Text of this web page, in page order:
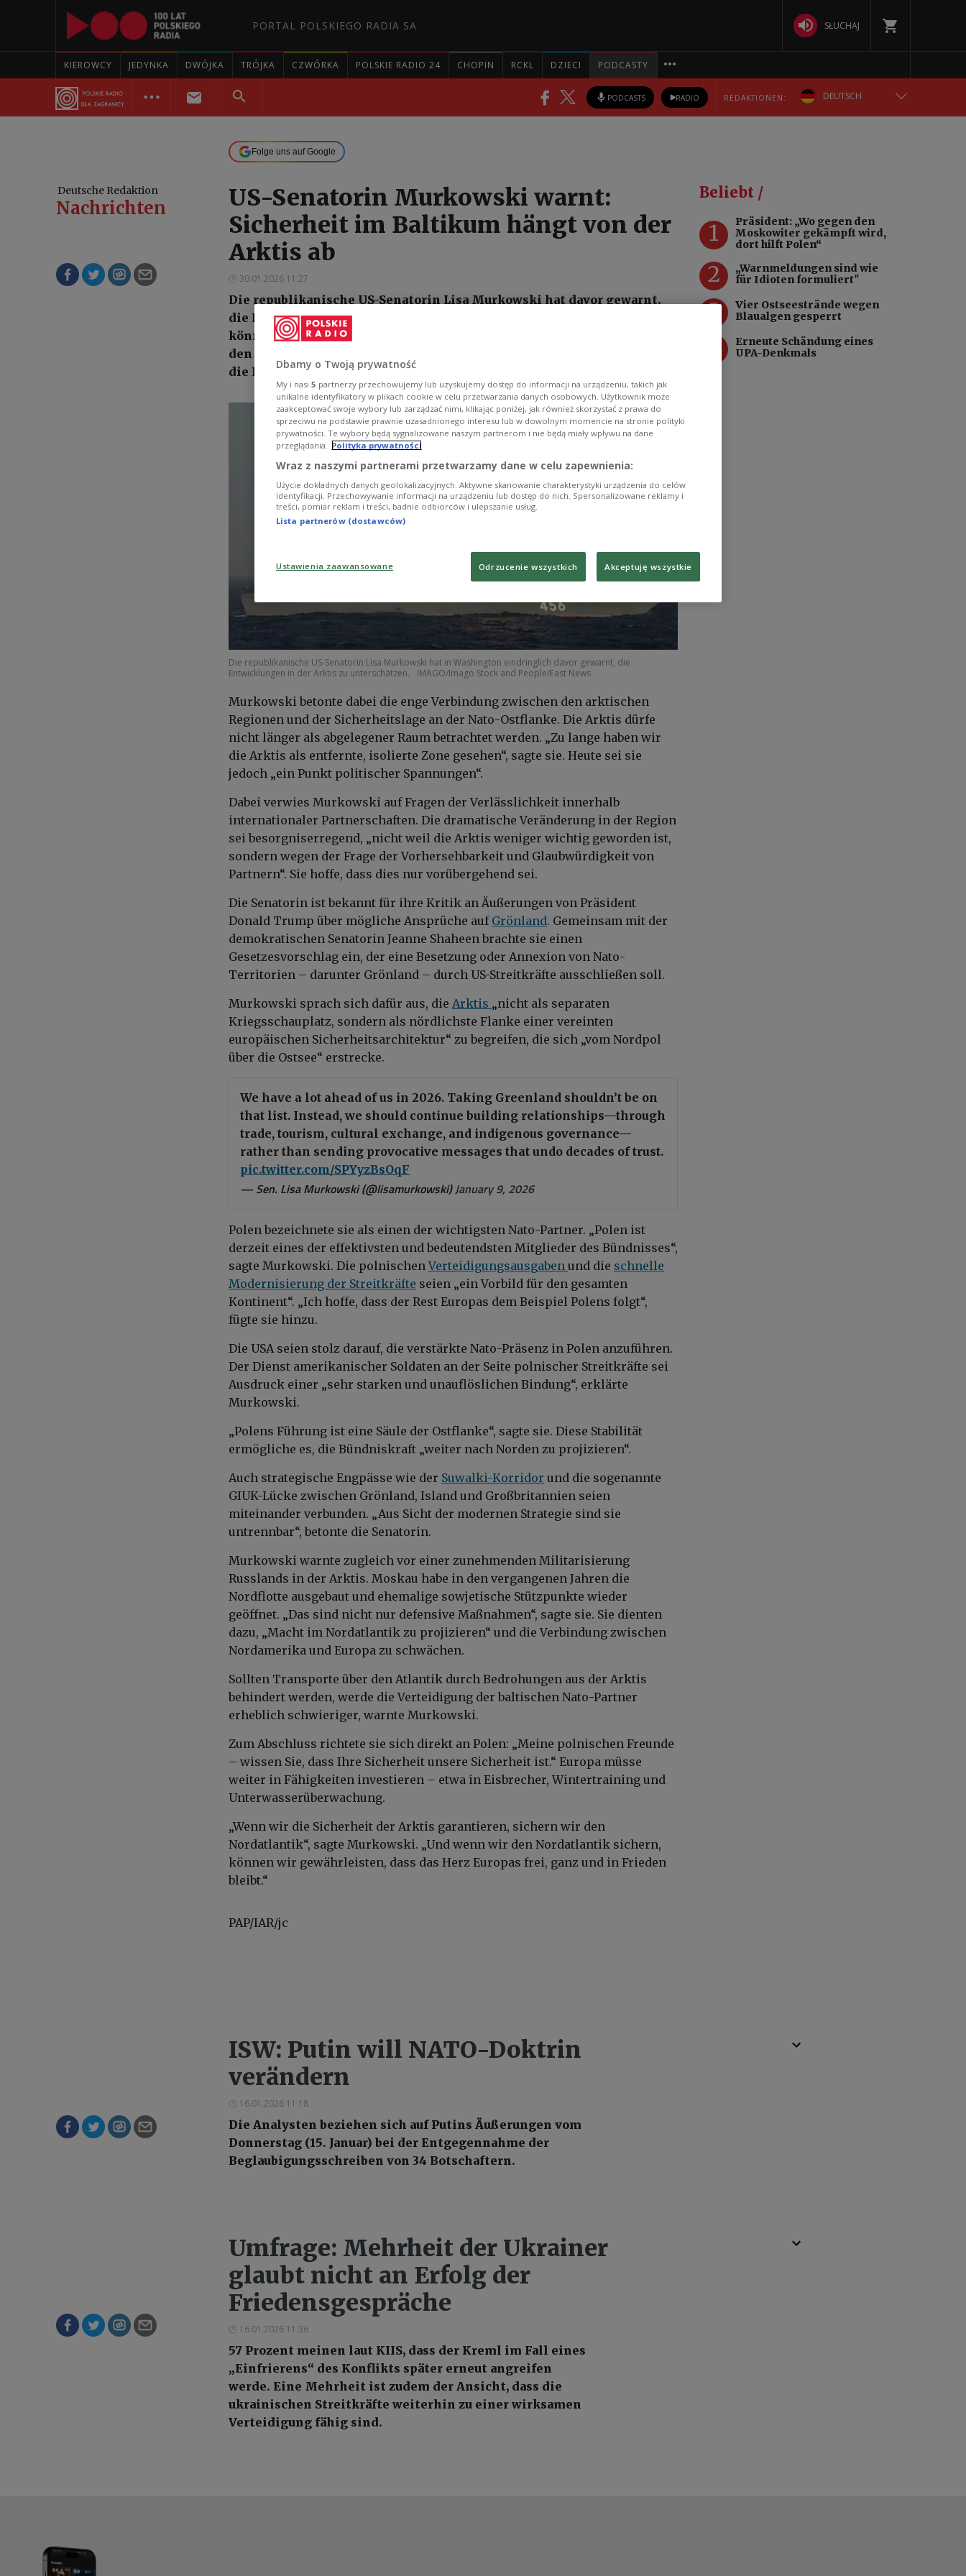
PORTAL POLSKIEGO RADIA SA SŁUCHAJ
KIEROWCY JEDYNKA DWÓJKA TRÓJKA CZWÓRKA POLSKIE RADIO 24 CHOPIN RCKL DZIECI PODCASTY
PODCASTS RADIO REDAKTIONEN: DEUTSCH
БЕЛАРУСКАЯ
УКРАЇНСЬКА
Folge uns auf Google
Deutsche Redaktion
Nachrichten
US-Senatorin Murkowski warnt:
Sicherheit im Baltikum hängt von der
Arktis ab
30.01.2026 11:27
Die republikanische US-Senatorin Lisa Murkowski hat davor gewarnt,
die Entwicklungen in der Arktis aus dem Blick zu verlieren. „Wir
können die Sicherheit in der Ostsee nicht garantieren, wenn wir aus
den Augen verlieren, was jenseits des Polarkreises geschieht“, sagte
die Politikerin am Donnerstag bei einer Konferenz in Washington.
Die republikanische US-Senatorin Lisa Murkowski hat in Washington eindringlich davor gewarnt, die
Entwicklungen in der Arktis zu unterschätzen.
IMAGO/Imago Stock and People/East News
Murkowski betonte dabei die enge Verbindung zwischen den arktischen
Regionen und der Sicherheitslage an der Nato-Ostflanke. Die Arktis dürfe
nicht länger als abgelegener Raum betrachtet werden. „Zu lange haben wir
die Arktis als entfernte, isolierte Zone gesehen“, sagte sie. Heute sei sie
jedoch „ein Punkt politischer Spannungen“.
Dabei verwies Murkowski auf Fragen der Verlässlichkeit innerhalb
internationaler Partnerschaften. Die dramatische Veränderung in der Region
sei besorgniserregend, „nicht weil die Arktis weniger wichtig geworden ist,
sondern wegen der Frage der Vorhersehbarkeit und Glaubwürdigkeit von
Partnern“. Sie hoffe, dass dies nur vorübergehend sei.
Die Senatorin ist bekannt für ihre Kritik an Äußerungen von Präsident
Donald Trump über mögliche Ansprüche auf Grönland. Gemeinsam mit der
demokratischen Senatorin Jeanne Shaheen brachte sie einen
Gesetzesvorschlag ein, der eine Besetzung oder Annexion von Nato-
Territorien – darunter Grönland – durch US-Streitkräfte ausschließen soll.
Murkowski sprach sich dafür aus, die Arktis „nicht als separaten
Kriegsschauplatz, sondern als nördlichste Flanke einer vereinten
europäischen Sicherheitsarchitektur“ zu begreifen, die sich „vom Nordpol
über die Ostsee“ erstrecke.
We have a lot ahead of us in 2026. Taking Greenland shouldn’t be on
that list. Instead, we should continue building relationships—through
trade, tourism, cultural exchange, and indigenous governance—
rather than sending provocative messages that undo decades of trust.
pic.twitter.com/SPYyzBsOqF
— Sen. Lisa Murkowski (@lisamurkowski)January 9, 2026
Polen bezeichnete sie als einen der wichtigsten Nato-Partner. „Polen ist
derzeit eines der effektivsten und bedeutendsten Mitglieder des Bündnisses“,
sagte Murkowski. Die polnischenVerteidigungsausgaben und die schnelle
Modernisierung der Streitkräfte seien „ein Vorbild für den gesamten
Kontinent“. „Ich hoffe, dass der Rest Europas dem Beispiel Polens folgt“,
fügte sie hinzu.
Die USA seien stolz darauf, die verstärkte Nato-Präsenz in Polen anzuführen.
Der Dienst amerikanischer Soldaten an der Seite polnischer Streitkräfte sei
Ausdruck einer „sehr starken und unauflöslichen Bindung“, erklärte
Murkowski.
„Polens Führung ist eine Säule der Ostflanke“, sagte sie. Diese Stabilität
ermögliche es, die Bündniskraft „weiter nach Norden zu projizieren“.
Auch strategische Engpässe wie der Suwalki-Korridor und die sogenannte
GIUK-Lücke zwischen Grönland, Island und Großbritannien seien
miteinander verbunden. „Aus Sicht der modernen Strategie sind sie
untrennbar“, betonte die Senatorin.
Murkowski warnte zugleich vor einer zunehmenden Militarisierung
Russlands in der Arktis. Moskau habe in den vergangenen Jahren die
Nordflotte ausgebaut und ehemalige sowjetische Stützpunkte wieder
geöffnet. „Das sind nicht nur defensive Maßnahmen“, sagte sie. Sie dienten
dazu, „Macht im Nordatlantik zu projizieren“ und die Verbindung zwischen
Nordamerika und Europa zu schwächen.
Sollten Transporte über den Atlantik durch Bedrohungen aus der Arktis
behindert werden, werde die Verteidigung der baltischen Nato-Partner
erheblich schwieriger, warnte Murkowski.
Zum Abschluss richtete sie sich direkt an Polen: „Meine polnischen Freunde
– wissen Sie, dass Ihre Sicherheit unsere Sicherheit ist.“ Europa müsse
weiter in Fähigkeiten investieren – etwa in Eisbrecher, Wintertraining und
Unterwasserüberwachung.
„Wenn wir die Sicherheit der Arktis garantieren, sichern wir den
Nordatlantik“, sagte Murkowski. „Und wenn wir den Nordatlantik sichern,
können wir gewährleisten, dass das Herz Europas frei, ganz und in Frieden
bleibt.“
PAP/IAR/jc
Beliebt /
1
Präsident: „Wo gegen den
Moskowiter gekämpft wird,
dort hilft Polen“
2
„Warnmeldungen sind wie
für Idioten formuliert"
3
Vier Ostseestrände wegen
Blaualgen gesperrt
Erneute Schändung eines
UPA-Denkmals
ISW: Putin will NATO-Doktrin
verändern
16.01.2026 11:18
Die Analysten beziehen sich auf Putins Äußerungen vom
Donnerstag (15. Januar) bei der Entgegennahme der
Beglaubigungsschreiben von 34 Botschaftern.
Umfrage: Mehrheit der Ukrainer
glaubt nicht an Erfolg der
Friedensgespräche
16.01.2026 11:36
57 Prozent meinen laut KIIS, dass der Kreml im Fall eines
„Einfrierens“ des Konflikts später erneut angreifen
werde. Eine Mehrheit ist zudem der Ansicht, dass die
ukrainischen Streitkräfte weiterhin zu einer wirksamen
Verteidigung fähig sind.
Dbamy o Twoją prywatność
My i nasi 5 partnerzy przechowujemy lub uzyskujemy dostęp do informacji na urządzeniu, takich jak
unikalne identyfikatory w plikach cookie w celu przetwarzania danych osobowych. Użytkownik może
zaakceptować swoje wybory lub zarządzać nimi, klikając poniżej, jak również skorzystać z prawa do
sprzeciwu na podstawie prawnie uzasadnionego interesu lub w dowolnym momencie na stronie polityki
prywatności. Te wybory będą sygnalizowane naszym partnerom i nie będą miały wpływu na dane
przeglądania. Polityka prywatności
Wraz z naszymi partnerami przetwarzamy dane w celu zapewnienia:
Użycie dokładnych danych geolokalizacyjnych. Aktywne skanowanie charakterystyki urządzenia do celów
identyfikacji. Przechowywanie informacji na urządzeniu lub dostęp do nich. Spersonalizowane reklamy i
treści, pomiar reklam i treści, badnie odbiorców i ulepszanie usług.
Lista partnerów (dostawców)
Ustawienia zaawansowane Odrzucenie wszystkich Akceptuję wszystkie